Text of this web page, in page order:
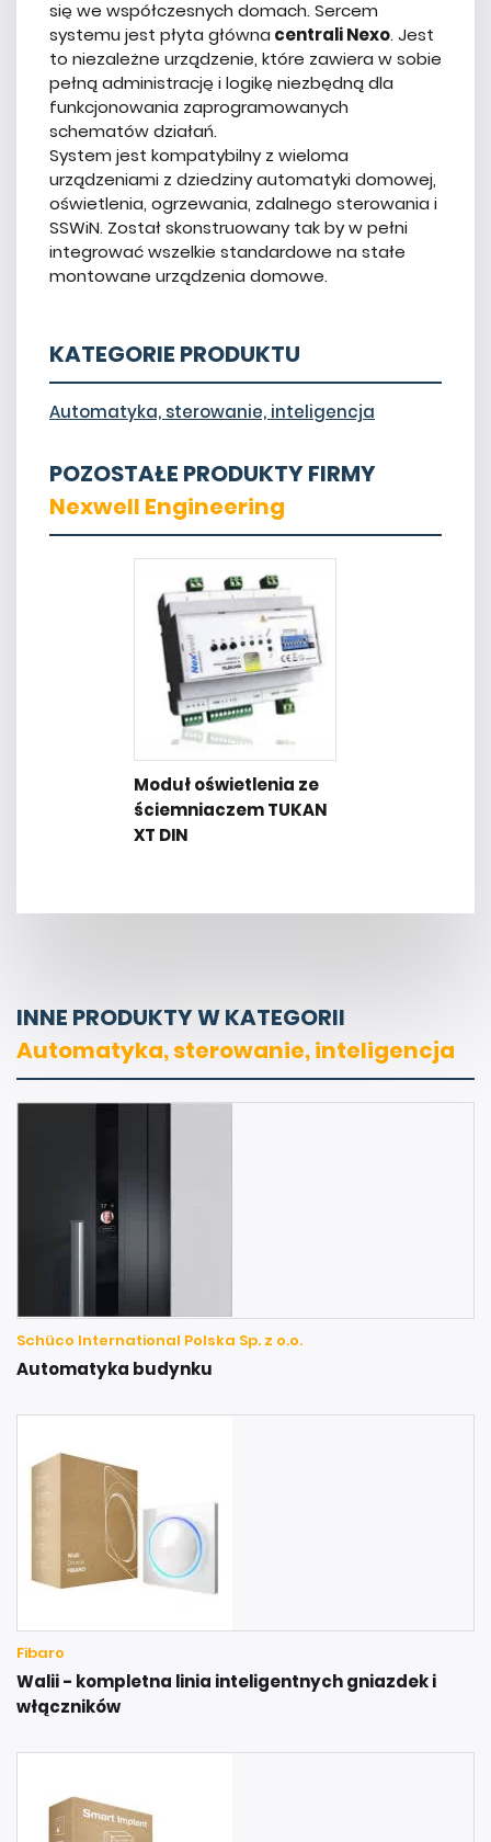
się we współczesnych domach. Sercem
systemu jest płyta główna centrali Nexo. Jest
to niezależne urządzenie, które zawiera w sobie
pełną administrację i logikę niezbędną dla
funkcjonowania zaprogramowanych
schematów działań.
System jest kompatybilny z wieloma
urządzeniami z dziedziny automatyki domowej,
oświetlenia, ogrzewania, zdalnego sterowania i
SSWiN. Został skonstruowany tak by w pełni
integrować wszelkie standardowe na stałe
montowane urządzenia domowe.
KATEGORIE PRODUKTU
Automatyka, sterowanie, inteligencja
POZOSTAŁE PRODUKTY FIRMY
Nexwell Engineering
Moduł oświetlenia ze
ściemniaczem TUKAN
XT DIN
INNE PRODUKTY W KATEGORII
Automatyka, sterowanie, inteligencja
Schüco International Polska Sp. z o.o.
Automatyka budynku
Fibaro
Walii - kompletna linia inteligentnych gniazdek i
włączników